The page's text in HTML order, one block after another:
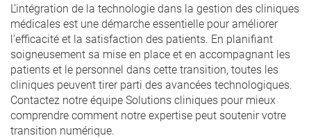
L’intégration de la technologie dans la gestion des cliniques
médicales est une démarche essentielle pour améliorer
l’efficacité et la satisfaction des patients. En planifiant
soigneusement sa mise en place et en accompagnant les
patients et le personnel dans cette transition, toutes les
cliniques peuvent tirer parti des avancées technologiques.
Contactez notre équipe Solutions cliniques pour mieux
comprendre comment notre expertise peut soutenir votre
transition numérique.